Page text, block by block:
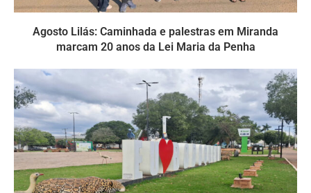
Agosto Lilás: Caminhada e palestras em Miranda
marcam 20 anos da Lei Maria da Penha